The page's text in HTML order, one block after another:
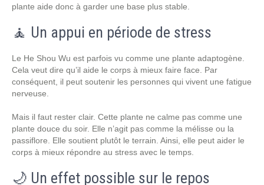
plante aide donc à garder une base plus stable.
🧘 Un appui en période de stress
Le He Shou Wu est parfois vu comme une plante adaptogène.
Cela veut dire qu’il aide le corps à mieux faire face. Par
conséquent, il peut soutenir les personnes qui vivent une fatigue
nerveuse.
Mais il faut rester clair. Cette plante ne calme pas comme une
plante douce du soir. Elle n’agit pas comme la mélisse ou la
passiflore. Elle soutient plutôt le terrain. Ainsi, elle peut aider le
corps à mieux répondre au stress avec le temps.
🌙 Un effet possible sur le repos